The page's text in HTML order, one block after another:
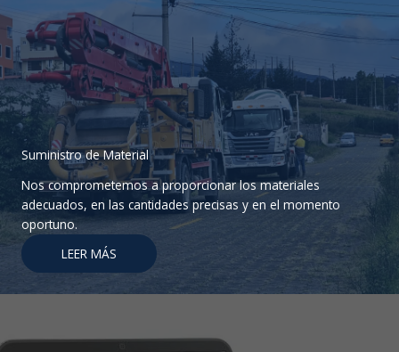
Suministro de Material
Nos comprometemos a proporcionar los materiales
adecuados, en las cantidades precisas y en el momento
oportuno.
LEER MÁS